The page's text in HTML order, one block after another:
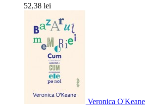
52,38 lei
Veronica O'Keane